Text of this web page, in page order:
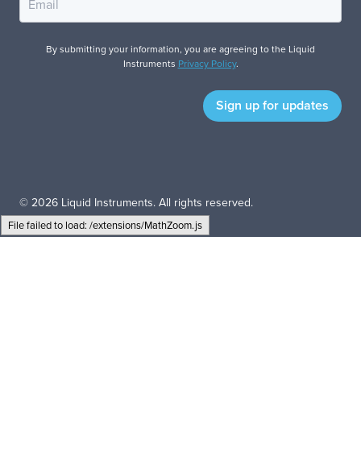
By submitting your information, you are agreeing to the Liquid
Instruments Privacy Policy.
© 2026 Liquid Instruments. All rights reserved.